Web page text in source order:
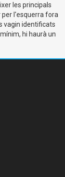
les principals
l'esquerra fora
vagin identificats
hi haurà un